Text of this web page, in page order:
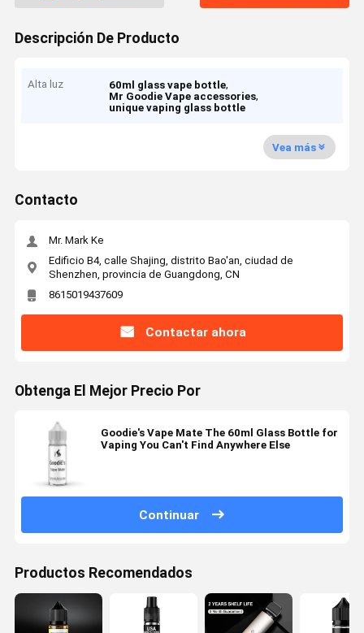
Descripción De Producto
Alta luz 60ml glass vape bottle,
Mr Goodie Vape accessories,
unique vaping glass bottle
Vea más
Contacto
Mr. Mark Ke
Edificio B4, calle Shajing, distrito Bao'an, ciudad de
Shenzhen, provincia de Guangdong, CN
8615019437609
Contactar ahora
Obtenga El Mejor Precio Por
Goodie's Vape Mate The 60ml Glass Bottle for
Vaping You Can't Find Anywhere Else
Continuar
Productos Recomendados